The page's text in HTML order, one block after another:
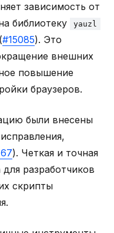
зависимость от
библиотеку
yauzl
#15085). Это
внешних
повышение
браузеров.
были внесены
). Четкая и точная
разработчиков
скрипты